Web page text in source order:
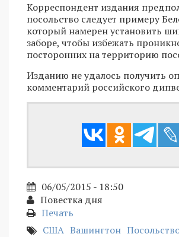
Корреспондент издания
посольство следует примеру
который намерен установить
заборе, чтобы избежать
посторонних на территорию
Изданию не удалось получить
комментарий российского
06/05/2015 - 18:50
Повестка дня
Печать
США Вашингтон